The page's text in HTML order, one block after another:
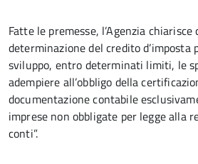
Fatte le premesse, l’Agenzia
determinazione del credito
sviluppo, entro determinati limiti, le
adempiere all’obbligo della
documentazione contabile
imprese non obbligate per legge alla
conti”.